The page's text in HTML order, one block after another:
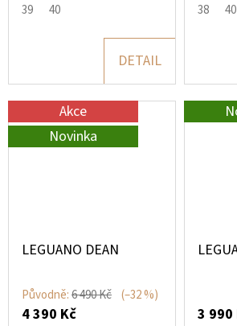
39 40
DETAIL
38 40
Akce
Novinka
LEGUANO DEAN
Původně:6 490 Kč (–32 %)
4 390 Kč 3 990